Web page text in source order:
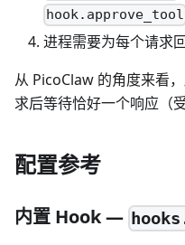
hook.approve_tool
进程需要为每个请求
从 PicoClaw 的角度来看
求后等待恰好一个响应（
配置参考
内置 Hook —